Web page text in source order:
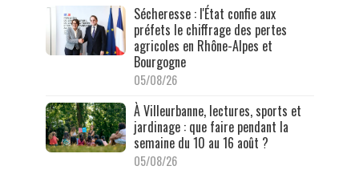
Sécheresse : l'État confie aux
préfets le chiffrage des pertes
agricoles en Rhône-Alpes et
Bourgogne
05/08/26
À Villeurbanne, lectures, sports et
jardinage : que faire pendant la
semaine du 10 au 16 août ?
05/08/26